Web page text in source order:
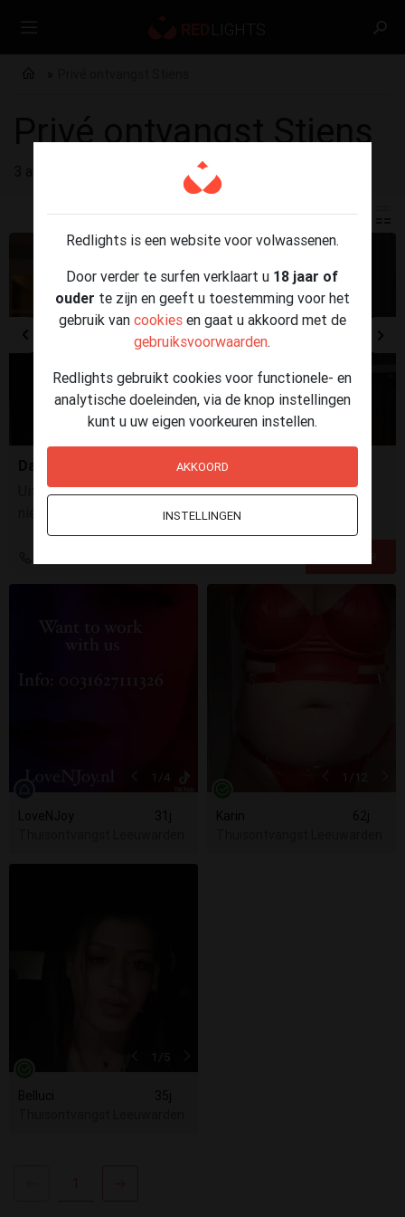
Redlights is een website voor volwassenen.
Door verder te surfen verklaart u 18 jaar of
ouder te zijn en geeft u toestemming voor het
gebruik van cookiesen gaat u akkoord met de
gebruiksvoorwaarden.
Redlights gebruikt cookies voor functionele- en
analytische doeleinden, via de knop instellingen
kunt u uw eigen voorkeuren instellen.
AKKOORD
INSTELLINGEN
Privé ontvangst Stiens
3 advertenties gevonden voorPrivé ontvangst Stiens
Uitstekende verdiensten, flexibel, Discretie, Ervaring is
niet noodzakelijk. Motivatie, een positieve instelling en
een professionele houding vinden wij belangrijker.
1 /4
LoveNJoy
31j
1 /12
Karin
62j
Belluci
35j